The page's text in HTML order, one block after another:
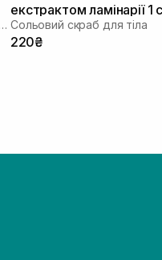
тіла з AHA-кислотами
екстрактом ламінарії 1
60 г
Сольовий скраб для тіла
220₴